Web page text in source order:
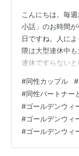
こんにちは。毎
小話」のお時間
日ですね。人に
隈は大型連休中
連休ですらない
デンウィークは
でるし、泊まり
らです。 だがし
違っていました。
に行こう おそう
ィズニーシーへ
#同性カップル #
#同性パートナー
#ゴールデンウィ
#ゴールデンウィ
#ゴールデンウィ